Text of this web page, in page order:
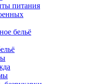
питания
бельё